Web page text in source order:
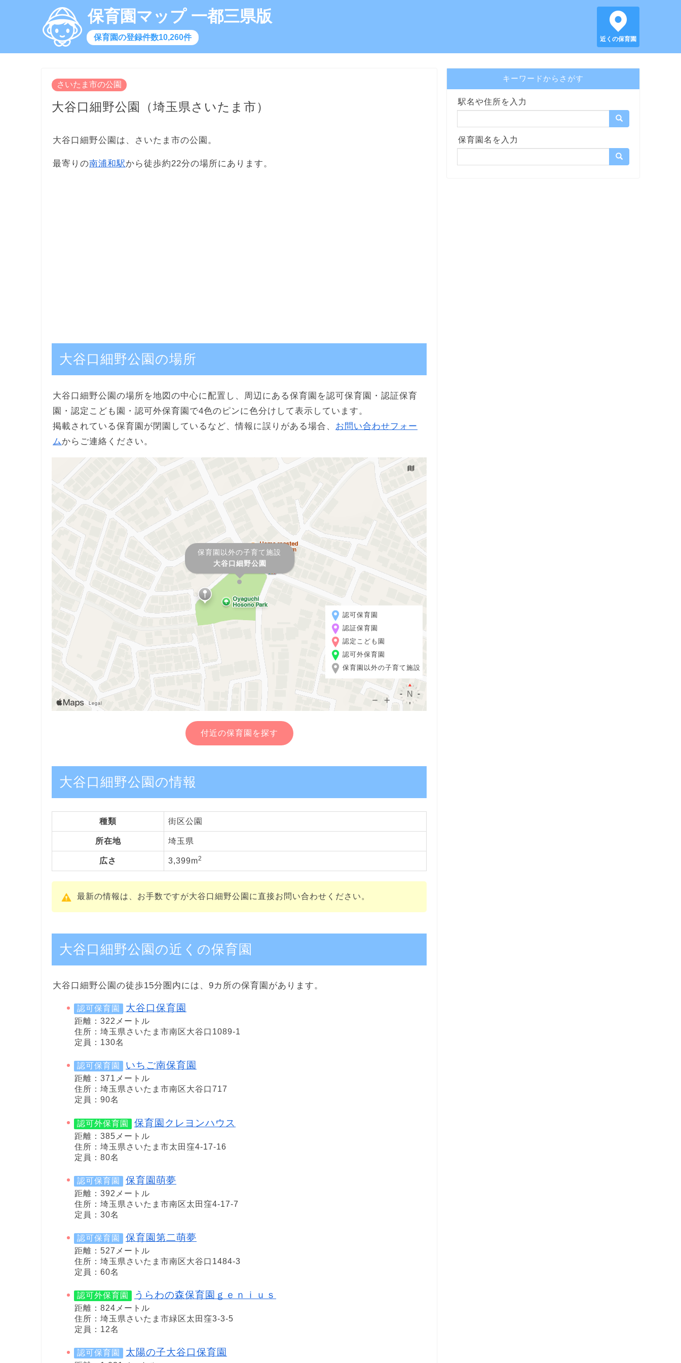
保育園マップ 一都三県版
保育園の登録件数10,260件 近くの保育園
さいたま市の公園
大谷口細野公園（埼玉県さいたま市）
大谷口細野公園は、さいたま市の公園。
最寄りの南浦和駅から徒歩約22分の場所にあります。
大谷口細野公園の場所
大谷口細野公園の場所を地図の中心に配置し、周辺にある保育園を認可保育園・認証保育
園・認定こども園・認可外保育園で4色のピンに色分けして表示しています。
掲載されている保育園が閉園しているなど、情報に誤りがある場合、 お問い合わせフォー
ム からご連絡ください。
保育園以外の子育て施設
大谷口細野公園
認可保育園
認証保育園
認定こども園
認可外保育園
保育園以外の子育て施設
付近の保育園を探す
大谷口細野公園の情報
種類 街区公園
所在地 埼玉県
広さ 3,399m2
最新の情報は、お手数ですが大谷口細野公園に直接お問い合わせください。
大谷口細野公園の近くの保育園
大谷口細野公園の徒歩15分圏内には、9カ所の保育園があります。
認可保育園 大谷口保育園
距離：322メートル
住所：埼玉県さいたま市南区大谷口1089-1
定員：130名
認可保育園 いちご南保育園
距離：371メートル
住所：埼玉県さいたま市南区大谷口717
定員：90名
認可外保育園 保育園クレヨンハウス
距離：385メートル
住所：埼玉県さいたま市太田窪4-17-16
定員：80名
認可保育園 保育園萌夢
距離：392メートル
住所：埼玉県さいたま市南区太田窪4-17-7
定員：30名
認可保育園 保育園第二萌夢
距離：527メートル
住所：埼玉県さいたま市南区大谷口1484-3
定員：60名
認可外保育園 うらわの森保育園ｇｅｎｉｕｓ
距離：824メートル
住所：埼玉県さいたま市緑区太田窪3-3-5
定員：12名
認可保育園 太陽の子大谷口保育園
キーワードからさがす
駅名や住所を入力
保育園名を入力